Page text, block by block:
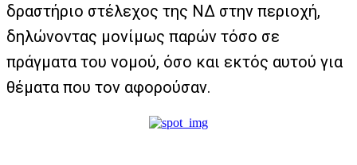
δραστήριο στέλεχος της ΝΔ στην περιοχή,
δηλώνοντας μονίμως παρών τόσο σε
πράγματα του νομού, όσο και εκτός αυτού για
θέματα που τον αφορούσαν.